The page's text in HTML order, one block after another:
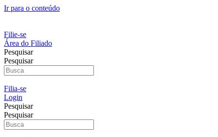
Ir para o conteúdo
Filie-se
Área do Filiado
Pesquisar
Pesquisar
Filia-se
Login
Pesquisar
Pesquisar